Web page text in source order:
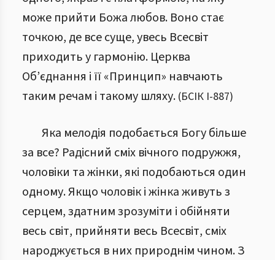
може прийти Божа любов. Воно стає
точкою, де все суще, увесь Всесвіт
приходить у гармонію. Церква
Об’єднання і її «Принцип» навчають
таким речам і такому шляху. (БСІК І-887)
Яка мелодія подобається Богу більше
за все? Радісний сміх вічного подружжя,
чоловіки та жінки, які подобаються один
одному. Якщо чоловік і жінка живуть з
серцем, здатним зрозуміти і обійняти
весь світ, прийняти весь Всесвіт, сміх
народжується в них природнім чином. З